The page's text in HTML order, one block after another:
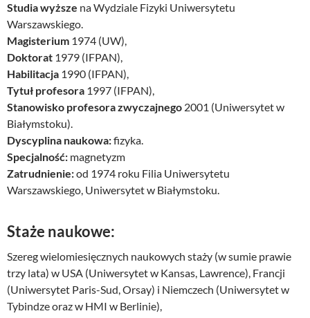
Studia wyższe na Wydziale Fizyki Uniwersytetu
Warszawskiego.
Magisterium 1974 (UW),
Doktorat 1979 (IFPAN),
Habilitacja 1990 (IFPAN),
Tytuł profesora 1997 (IFPAN),
Stanowisko profesora zwyczajnego 2001 (Uniwersytet w
Białymstoku).
Dyscyplina naukowa:fizyka.
Specjalność: magnetyzm
Zatrudnienie:od 1974 roku Filia Uniwersytetu
Warszawskiego, Uniwersytet w Białymstoku.
Staże naukowe:
Szereg wielomiesięcznych naukowych staży (w sumie prawie
trzy lata) w USA (Uniwersytet w Kansas, Lawrence), Francji
(Uniwersytet Paris-Sud, Orsay) i Niemczech (Uniwersytet w
Tybindze oraz w HMI w Berlinie),